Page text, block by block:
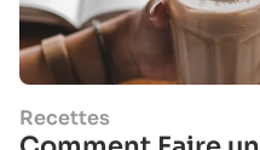
Recettes